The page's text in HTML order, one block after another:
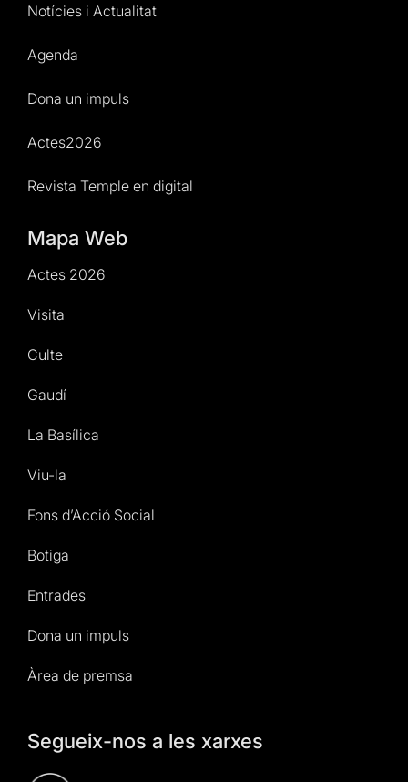
Notícies i Actualitat
Agenda
Dona un impuls
Actes2026
Revista Temple en digital
Mapa Web
Actes 2026
Visita
Culte
Gaudí
La Basílica
Viu-la
Fons d’Acció Social
Botiga
Entrades
Dona un impuls
Àrea de premsa
Segueix-nos a les xarxes